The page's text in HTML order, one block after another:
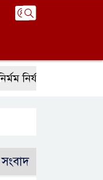
হামলায় আঙ্গুল